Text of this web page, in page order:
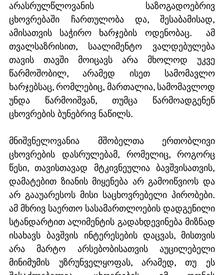
არასრულწლოვანის საზოგადოებრივ
ცხოვრებაში ჩართულობა და, შესაბამისად,
ამისათვის საჭირო ხარჯების ოდენობაც.  ამ
თვალსაზრისით, საალიმენტო ვალდებულება
თავის თავში მოიცავს არა მხოლოდ უკვე
წარმოშობილ, არამედ ისეთ სამომავლო
ხარჯებსაც, რომლებიც, მართალია, სამომავლოდ
უნდა წარმოიშვან, თუმცა წარმოადგენენ
ცხოვრების ბუნებრივ ნაწილს.
მნიშვნელოვანია მშობელთა ერთობლივი
ცხოვრების დასრულებამ, რომელიც, როგორც
წესი, თავისთავად მტკივნეულია ბავშვისათვის,
დამატებით ზიანის მიყენება არ გამოიწვიოს და
არ გააუარესოს მისი საცხოვრებელი პირობები.
ამ მხრივ საერთო სასამართლოების დადგენილი
სტანდარტით ალიმენტის გადახდევინება მიზნად
ისახავს ბავშვის ინტერესების დაცვას, მისთვის
არა მარტო არსებობისათვის აუცილებელი
მინიმუმის უზრუნველყოფას, არამედ, თუ ეს